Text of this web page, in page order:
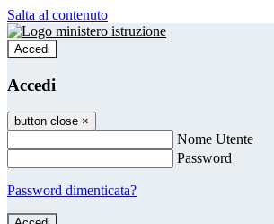
Salta al contenuto
Accedi
Accedi
button close ×
Nome Utente
Password
Password dimenticata?